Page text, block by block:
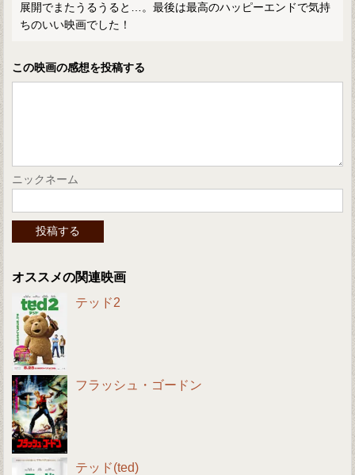
展開でまたうるうると…。最後は最高のハッピーエンドで気持
ちのいい映画でした！
この映画の感想を投稿する
ニックネーム
オススメの関連映画
テッド2
フラッシュ・ゴードン
テッド(ted)